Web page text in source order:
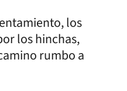
los
los hinchas,
rumbo a